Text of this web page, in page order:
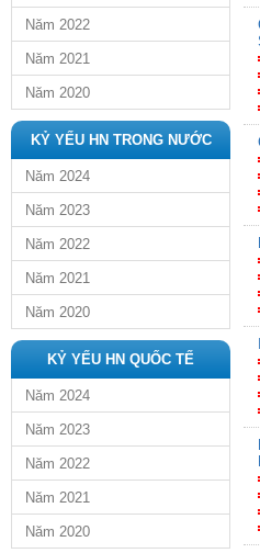
Năm 2022
Năm 2021
Năm 2020
KỶ YẾU HN TRONG NƯỚC
Năm 2024
Năm 2023
Năm 2022
Năm 2021
Năm 2020
KỶ YẾU HN QUỐC TẾ
Năm 2024
Năm 2023
Năm 2022
Năm 2021
Năm 2020